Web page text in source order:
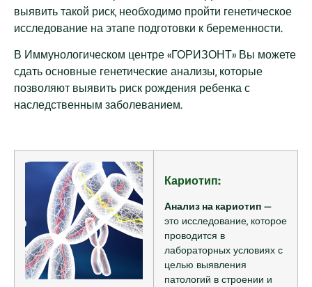
выявить такой риск, необходимо пройти генетическое
исследование на этапе подготовки к беременности.
В Иммунологическом центре «ГОРИЗОНТ» Вы можете
сдать основные генетические анализы, которые
позволяют выявить риск рождения ребенка с
наследственным заболеванием.
Кариотип:
Анализ на кариотип —
это исследование, которое
проводится в
лабораторных условиях с
целью выявления
патологий в строении и